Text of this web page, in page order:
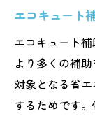
エコキュート
エコキュート補
より多くの補
対象となる省
するためです